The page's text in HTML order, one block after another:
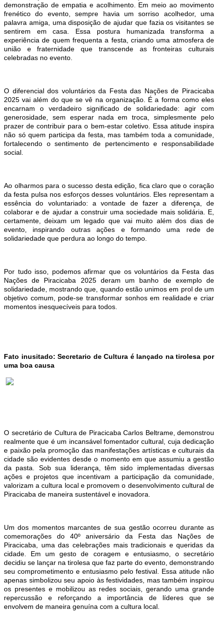
demonstração de empatia e acolhimento. Em meio ao movimento
frenético do evento, sempre havia um sorriso acolhedor, uma
palavra amiga, uma disposição de ajudar que fazia os visitantes se
sentirem em casa. Essa postura humanizada transforma a
experiência de quem frequenta a festa, criando uma atmosfera de
união e fraternidade que transcende as fronteiras culturais
celebradas no evento.
O diferencial dos voluntários da Festa das Nações de Piracicaba
2025 vai além do que se vê na organização. É a forma como eles
encarnam o verdadeiro significado de solidariedade: agir com
generosidade, sem esperar nada em troca, simplesmente pelo
prazer de contribuir para o bem-estar coletivo. Essa atitude inspira
não só quem participa da festa, mas também toda a comunidade,
fortalecendo o sentimento de pertencimento e responsabilidade
social.
Ao olharmos para o sucesso desta edição, fica claro que o coração
da festa pulsa nos esforços desses voluntários. Eles representam a
essência do voluntariado: a vontade de fazer a diferença, de
colaborar e de ajudar a construir uma sociedade mais solidária. E,
certamente, deixam um legado que vai muito além dos dias de
evento, inspirando outras ações e formando uma rede de
solidariedade que perdura ao longo do tempo.
Por tudo isso, podemos afirmar que os voluntários da Festa das
Nações de Piracicaba 2025 deram um banho de exemplo de
solidariedade, mostrando que, quando estãounimos em prol de um
objetivo comum, pode-se transformar sonhos em realidade e criar
momentos inesquecíveis para todos.
Fato inusitado: Secretario de Cultura é lançado na tirolesa por
uma boa causa
O secretário de Cultura de Piracicaba Carlos Beltrame, demonstrou
realmente que éum incansável fomentadorcultural, cuja dedicação
e paixão pela promoção das manifestações artísticas e culturais da
cidade são evidentes desde o momento em que assumiu a gestão
da pasta. Sob sua liderança, têm sido implementadas diversas
ações e projetos que incentivam a participação da comunidade,
valorizam a cultura local e promovem o desenvolvimento cultural de
Piracicaba de maneira sustentável e inovadora.
Um dos momentos marcantes de sua gestão ocorreu durante as
comemorações do 40º aniversário da Festa das Nações de
Piracicaba, uma das celebrações mais tradicionais e queridas da
cidade. Em um gesto de coragem e entusiasmo, o secretário
decidiu se lançar na tirolesa que faz parte do evento, demonstrando
seu comprometimento e entusiasmo pelo festival. Essa atitude não
apenas simbolizou seu apoio às festividades, mas também inspirou
os presentes e mobilizou as redes sociais, gerando uma grande
repercussão e reforçando a importância de líderes que se
envolvem de maneira genuína com a cultura local.